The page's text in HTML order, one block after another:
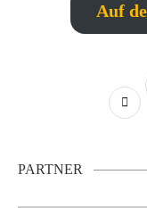
Auf
PARTNER